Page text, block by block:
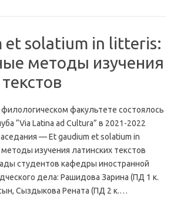
et solatium in litteris:
методы изучения
филологическом факультете состоялось
“Via Latina ad Cultura” в 2021-2022
— Et gaudium et solatium in
изучения латинских текстов
студентов кафедры иностранной
дела: Рашидова Зарина (ПД 1 к.
Сыздыкова Рената (ПД 2 к.…